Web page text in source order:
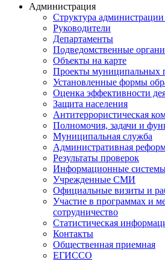
Администрация
Структура администрации
Руководители
Департаменты
Подведомственные
Объекты на карте
Проекты муниципальных
Установленные формы
Оценка эффективности
Защита населения
Антитеррористическая
Полномочия, задачи и
Муниципальная служба
Административная
Результаты проверок
Информационные
Учрежденные СМИ
Официальные визиты и
Участие в программах и
сотрудничество
Статистическая
Контакты
Общественная приемная
ЕГИССО